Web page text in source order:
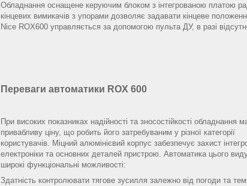
Обладнання оснащене керуючим блоком з інтегрованою платою
кінцевих вимикачів з упорами дозволяє задавати кінцеве
Nice ROX600 управляється за допомогою пульта ДУ, в разі
Переваги автоматики ROX 600
При високих показниках надійності та зносостійкості обладнання
привабливу ціну, що робить його затребуваним у різної категорії
користувачів. Міцний алюмінієвий корпус забезпечує захист
електроніки та основних деталей пристрою. Автоматика цього
широкі функціональні можливості:
Здатність контролювати тягове зусилля залежно від погоди та